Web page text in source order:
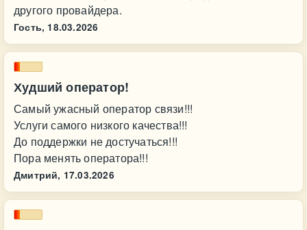
другого провайдера.
Гость, 18.03.2026
Худший оператор!
Самый ужасный оператор связи!!!
Услуги самого низкого качества!!!
До поддержки не достучаться!!!
Пора менять оператора!!!
Дмитрий, 17.03.2026